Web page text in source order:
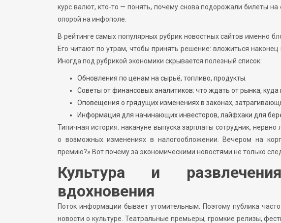
курс валют, кто-то — понять, почему снова подорожали билеты
опорой на инфополе.
В рейтинге самых популярных рубрик новостных сайтов именно
Его читают по утрам, чтобы принять решение: вложиться
Иногда под рубрикой экономики скрывается полезный список:
Обновления по ценам на сырьё, топливо, продукты.
Советы от финансовых аналитиков: что ждать от рынка, куда
Оповещения о грядущих изменениях в законах,
Информация для начинающих инвесторов, лайфхаки для
Типичная история: накануне выпуска зарплаты сотрудник,
о возможных изменениях в налогообложении. Вечером на
премию?» Вот почему за экономическими новостями не только
Культура и
вдохновения
Поток информации бывает утомительным. Поэтому публика
новости о культуре. Театральные премьеры, громкие релизы,